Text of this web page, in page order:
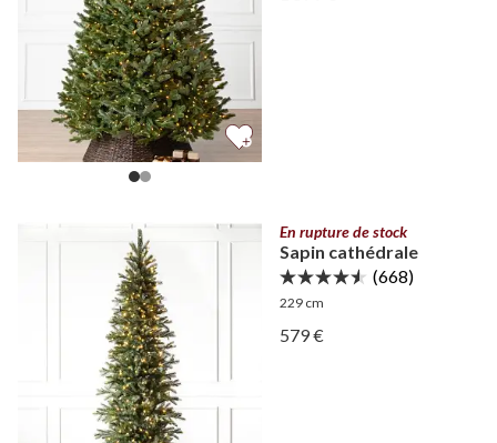
En rupture de stock
Sapin cathédrale
(668)
229 cm
Afficher Sapin cathédrale
Afficher Sapin cathédrale
579 €